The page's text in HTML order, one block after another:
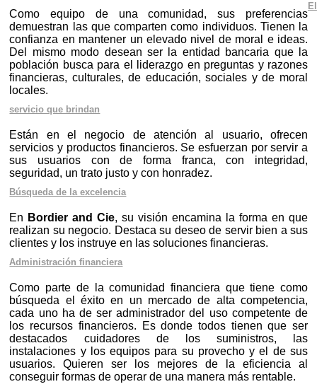
Como equipo de una comunidad, sus preferencias
demuestran las que comparten como individuos. Tienen la
confianza en mantener un elevado nivel de moral e ideas.
Del mismo modo desean ser la entidad bancaria que la
población busca para el liderazgo en preguntas y razones
financieras, culturales, de educación, sociales y de moral
locales.
El
servicio que brindan
Están en el negocio de atención al usuario, ofrecen
servicios y productos financieros. Se esfuerzan por servir a
sus usuarios con de forma franca, con integridad,
seguridad, un trato justo y con honradez.
Búsqueda de la excelencia
En Bordier and Cie, su visión encamina la forma en que
realizan su negocio. Destaca su deseo de servir bien a sus
clientes y los instruye en las soluciones financieras.
Administración financiera
Como parte de la comunidad financiera que tiene como
búsqueda el éxito en un mercado de alta competencia,
cada uno ha de ser administrador del uso competente de
los recursos financieros. Es donde todos tienen que ser
destacados cuidadores de los suministros, las
instalaciones y los equipos para su provecho y el de sus
usuarios. Quieren ser los mejores de la eficiencia al
conseguir formas de operar de una manera más rentable.